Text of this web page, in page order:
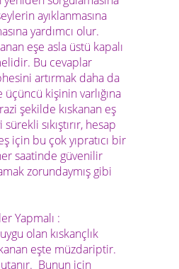
ayıklanmasına
yardımcı olur.
eşe asla üstü kapalı
Bu cevaplar
artırmak daha da
kişinin varlığına
şekilde kıskanan eş
sıkıştırır, hesap
için bu çok yıpratıcı bir
saatinde güvenilir
zorundaymış gibi
Yapmalı :
olan kıskançlık
eşte müzdariptir.
Bunun için